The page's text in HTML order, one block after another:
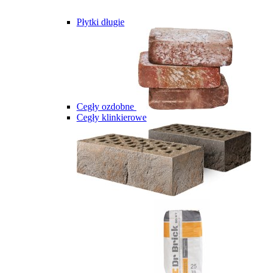
Płytki długie
Cegły ozdobne
Cegły klinkierowe